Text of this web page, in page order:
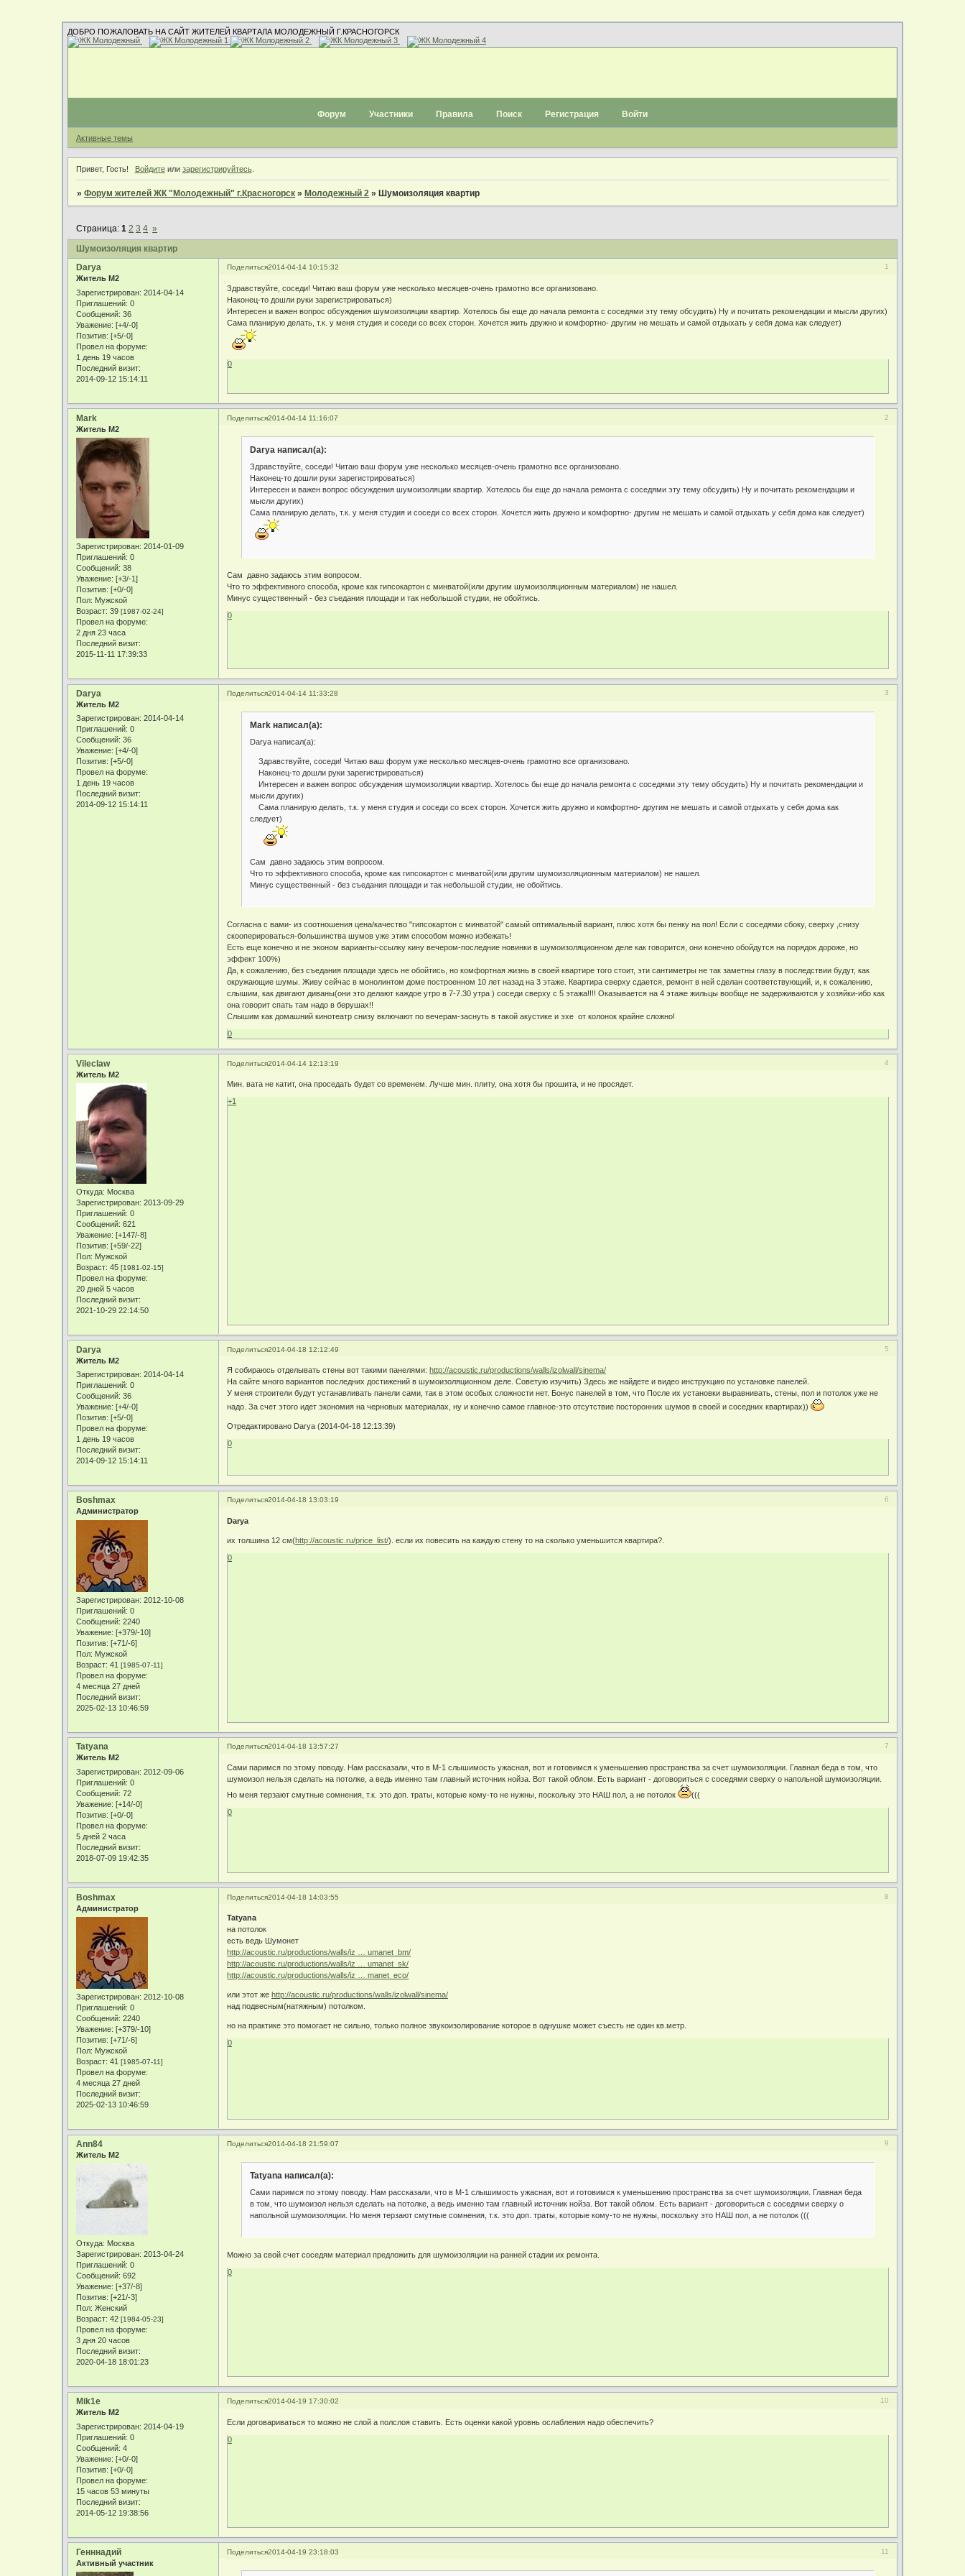
ДОБРО ПОЖАЛОВАТЬ НА САЙТ ЖИТЕЛЕЙ КВАРТАЛА МОЛОДЕЖНЫЙ Г.КРАСНОГОРСК
Форум Участники Правила Поиск Регистрация Войти
Активные темы
Привет, Гость! Войдитеили зарегистрируйтесь.
»Форум жителей ЖК "Молодежный" г.Красногорск » Молодежный 2 » Шумоизоляция квартир
Шумоизоляция квартир
Страница:1 2 3 4 »
Поделиться 1
2014-04-14 10:15:32
Darya
Житель М2
Зарегистрирован: 2014-04-14
Приглашений: 0
Сообщений: 36
Уважение: [+4/-0]
Позитив: [+5/-0]
Провел на форуме:
1 день 19 часов
Последний визит:
2014-09-12 15:14:11
Здравствуйте, соседи! Читаю ваш форум уже несколько месяцев-очень грамотно все организовано.
Наконец-то дошли руки зарегистрироваться)
Интересен и важен вопрос обсуждения шумоизоляции квартир. Хотелось бы еще до начала ремонта с соседями эту тему обсудить) Ну и почитать рекомендации и мысли других)
Сама планирую делать, т.к. у меня студия и соседи со всех сторон. Хочется жить дружно и комфортно- другим не мешать и самой отдыхать у себя дома как следует)
0
Поделиться 2
2014-04-14 11:16:07
Mark
Житель М2
Зарегистрирован: 2014-01-09
Приглашений: 0
Сообщений: 38
Уважение: [+3/-1]
Позитив: [+0/-0]
Пол: Мужской
Возраст: 39[1987-02-24]
Провел на форуме:
2 дня 23 часа
Последний визит:
2015-11-11 17:39:33
Darya написал(а):
Здравствуйте, соседи! Читаю ваш форум уже несколько месяцев-очень грамотно все организовано.
Наконец-то дошли руки зарегистрироваться)
Интересен и важен вопрос обсуждения шумоизоляции квартир. Хотелось бы еще до начала ремонта с соседями эту тему обсудить) Ну и почитать рекомендации и
мысли других)
Сама планирую делать, т.к. у меня студия и соседи со всех сторон. Хочется жить дружно и комфортно- другим не мешать и самой отдыхать у себя дома как следует)
Сам давно задаюсь этим вопросом.
Что то эффективного способа, кроме как гипсокартон с минватой(или другим шумоизоляционным материалом) не нашел.
Минус существенный - без съедания площади и так небольшой студии, не обойтись.
0
Поделиться 3
2014-04-14 11:33:28
Darya
Житель М2
Зарегистрирован: 2014-04-14
Приглашений: 0
Сообщений: 36
Уважение: [+4/-0]
Позитив: [+5/-0]
Провел на форуме:
1 день 19 часов
Последний визит:
2014-09-12 15:14:11
Mark написал(а):
Darya написал(а):
Здравствуйте, соседи! Читаю ваш форум уже несколько месяцев-очень грамотно все организовано.
Наконец-то дошли руки зарегистрироваться)
Интересен и важен вопрос обсуждения шумоизоляции квартир. Хотелось бы еще до начала ремонта с соседями эту тему обсудить) Ну и почитать рекомендации и
мысли других)
Сама планирую делать, т.к. у меня студия и соседи со всех сторон. Хочется жить дружно и комфортно- другим не мешать и самой отдыхать у себя дома как
следует)
Сам давно задаюсь этим вопросом.
Что то эффективного способа, кроме как гипсокартон с минватой(или другим шумоизоляционным материалом) не нашел.
Минус существенный - без съедания площади и так небольшой студии, не обойтись.
Согласна с вами- из соотношения цена/качество "гипсокартон с минватой" самый оптимальный вариант, плюс хотя бы пенку на пол! Если с соседями сбоку, сверху ,снизу
скооперироваться-большинства шумов уже этим способом можно избежать!
Есть еще конечно и не эконом варианты-ссылку кину вечером-последние новинки в шумоизоляционном деле как говорится, они конечно обойдутся на порядок дороже, но
эффект 100%)
Да, к сожалению, без съедания площади здесь не обойтись, но комфортная жизнь в своей квартире того стоит, эти сантиметры не так заметны глазу в последствии будут, как
окружающие шумы. Живу сейчас в монолинтом доме построенном 10 лет назад на 3 этаже. Квартира сверху сдается, ремонт в ней сделан соответствующий, и, к сожалению,
слышим, как двигают диваны(они это делают каждое утро в 7-7.30 утра ) соседи сверху с 5 этажа!!!! Оказывается на 4 этаже жильцы вообще не задерживаются у хозяйки-ибо как
она говорит спать там надо в берушах!!
Слышим как домашний кинотеатр снизу включают по вечерам-заснуть в такой акустике и эхе от колонок крайне сложно!
0
Поделиться 4
2014-04-14 12:13:19
Vileclaw
Житель М2
Откуда: Москва
Зарегистрирован: 2013-09-29
Приглашений: 0
Сообщений: 621
Уважение: [+147/-8]
Позитив: [+59/-22]
Пол: Мужской
Возраст: 45[1981-02-15]
Провел на форуме:
20 дней 5 часов
Последний визит:
2021-10-29 22:14:50
Мин. вата не катит, она проседать будет со временем. Лучше мин. плиту, она хотя бы прошита, и не просядет.
+1
Поделиться 5
2014-04-18 12:12:49
Darya
Житель М2
Зарегистрирован: 2014-04-14
Приглашений: 0
Сообщений: 36
Уважение: [+4/-0]
Позитив: [+5/-0]
Провел на форуме:
1 день 19 часов
Последний визит:
2014-09-12 15:14:11
Я собираюсь отделывать стены вот такими панелями: http://acoustic.ru/productions/walls/izolwall/sinema/
На сайте много вариантов последних достижений в шумоизоляционном деле. Советую изучить) Здесь же найдете и видео инструкцию по установке панелей.
У меня строители будут устанавливать панели сами, так в этом особых сложности нет. Бонус панелей в том, что После их установки выравнивать, стены, пол и потолок уже не
надо. За счет этого идет экономия на черновых материалах, ну и конечно самое главное-это отсутствие посторонних шумов в своей и соседних квартирах))
Отредактировано Darya (2014-04-18 12:13:39)
0
Поделиться 6
2014-04-18 13:03:19
Boshmax
Администратор
Зарегистрирован: 2012-10-08
Приглашений: 0
Сообщений: 2240
Уважение: [+379/-10]
Позитив: [+71/-6]
Пол: Мужской
Возраст: 41[1985-07-11]
Провел на форуме:
4 месяца 27 дней
Последний визит:
2025-02-13 10:46:59
Darya
их толшина 12 см(http://acoustic.ru/price_list/). если их повесить на каждую стену то на сколько уменьшится квартира?.
0
Поделиться 7
2014-04-18 13:57:27
Tatyana
Житель М2
Зарегистрирован: 2012-09-06
Приглашений: 0
Сообщений: 72
Уважение: [+14/-0]
Позитив: [+0/-0]
Провел на форуме:
5 дней 2 часа
Последний визит:
2018-07-09 19:42:35
Сами паримся по этому поводу. Нам рассказали, что в М-1 слышимость ужасная, вот и готовимся к уменьшению пространства за счет шумоизоляции. Главная беда в том, что
шумоизол нельзя сделать на потолке, а ведь именно там главный источник нойза. Вот такой облом. Есть вариант - договориться с соседями сверху о напольной шумоизоляции.
Но меня терзают смутные сомнения, т.к. это доп. траты, которые кому-то не нужны, поскольку это НАШ пол, а не потолок
(((
0
Поделиться 8
2014-04-18 14:03:55
Boshmax
Администратор
Зарегистрирован: 2012-10-08
Приглашений: 0
Сообщений: 2240
Уважение: [+379/-10]
Позитив: [+71/-6]
Пол: Мужской
Возраст: 41[1985-07-11]
Провел на форуме:
4 месяца 27 дней
Последний визит:
2025-02-13 10:46:59
Tatyana
на потолок
есть ведь Шумонет
http://acoustic.ru/productions/walls/iz … umanet_bm/
http://acoustic.ru/productions/walls/iz … umanet_sk/
http://acoustic.ru/productions/walls/iz … manet_eco/
или этот же http://acoustic.ru/productions/walls/izolwall/sinema/
над подвесным(натяжным) потолком.
но на практике это помогает не сильно, только полное звукоизолирование которое в однушке может съесть не один кв.метр.
0
Поделиться 9
2014-04-18 21:59:07
Ann84
Житель М2
Откуда: Москва
Зарегистрирован: 2013-04-24
Приглашений: 0
Сообщений: 692
Уважение: [+37/-8]
Позитив: [+21/-3]
Пол: Женский
Возраст: 42[1984-05-23]
Провел на форуме:
3 дня 20 часов
Последний визит:
2020-04-18 18:01:23
Tatyana написал(а):
Сами паримся по этому поводу. Нам рассказали, что в М-1 слышимость ужасная, вот и готовимся к уменьшению пространства за счет шумоизоляции. Главная беда
в том, что шумоизол нельзя сделать на потолке, а ведь именно там главный источник нойза. Вот такой облом. Есть вариант - договориться с соседями сверху о
напольной шумоизоляции. Но меня терзают смутные сомнения, т.к. это доп. траты, которые кому-то не нужны, поскольку это НАШ пол, а не потолок (((
Можно за свой счет соседям материал предложить для шумоизоляции на ранней стадии их ремонта.
0
Поделиться 10
2014-04-19 17:30:02
Mik1e
Житель М2
Зарегистрирован: 2014-04-19
Приглашений: 0
Сообщений: 4
Уважение: [+0/-0]
Позитив: [+0/-0]
Провел на форуме:
15 часов 53 минуты
Последний визит:
2014-05-12 19:38:56
Если договариваться то можно не слой а полслоя ставить. Есть оценки какой уровнь ослабления надо обеспечить?
0
Поделиться 11
2014-04-19 23:18:03
Генннадий
Активный участник